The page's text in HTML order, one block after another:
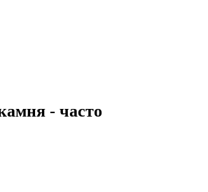
- часто